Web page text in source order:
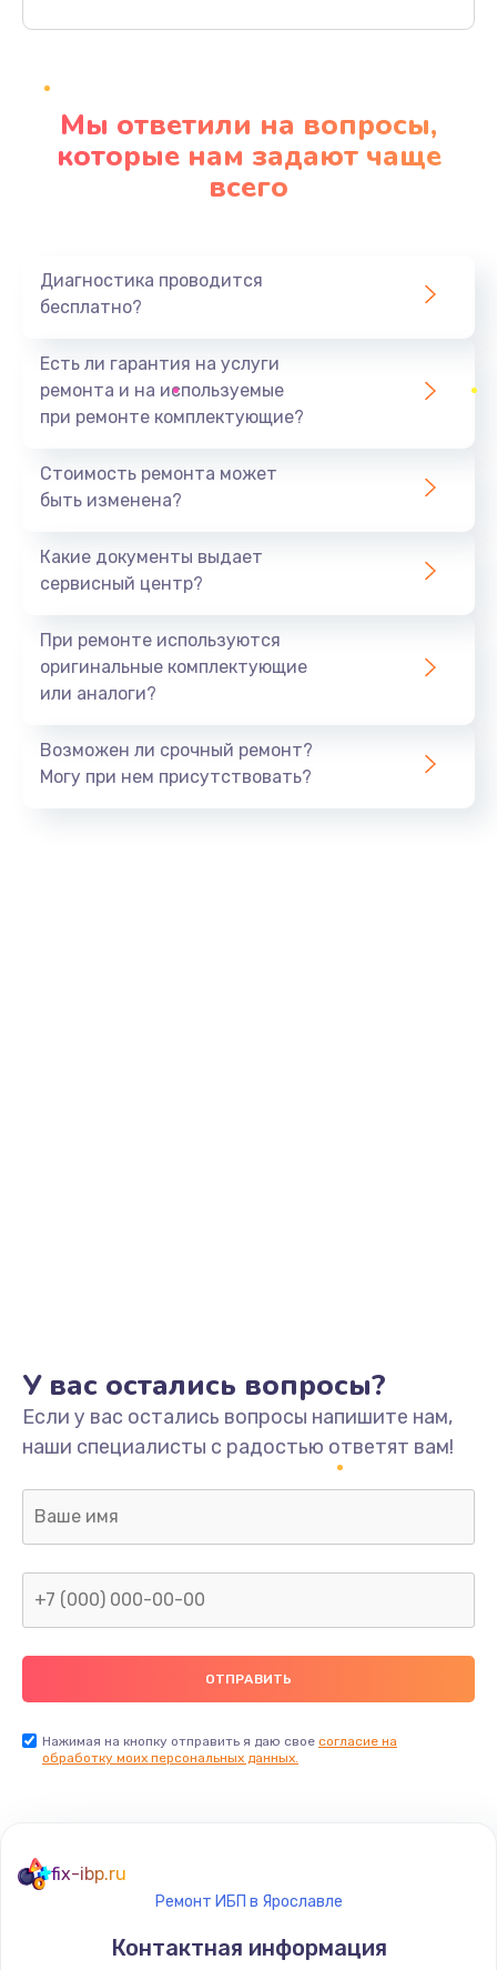
Заказать
Профилактическая чистка
Заказать
1440 руб.
Ремонт южного моста
Замена батарейки BIOS
Заказать
Замена/Pемонт карбюратора
1300 руб.
Заказать
Ремонт капиллярной трубки
400 руб.
Заказать
Замена термостата
1200 руб.
Мы ответили на вопросы,
которые нам задают чаще
всего
Диагностика проводится
бесплатно?
Есть ли гарантия на услуги
ремонта и на используемые
при ремонте комплектующие?
Стоимость ремонта может
быть изменена?
Какие документы выдает
сервисный центр?
При ремонте используются
оригинальные комплектующие
или аналоги?
Возможен ли срочный ремонт?
Могу при нем присутствовать?
У вас остались вопросы?
Если у вас остались вопросы напишите нам,
наши специалисты с радостью ответят вам!
Нажимая на кнопку отправить я даю свое согласие на
обработку моих персональных данных.
fix-ibp.ru
Ремонт ИБП в Ярославле
Контактная информация